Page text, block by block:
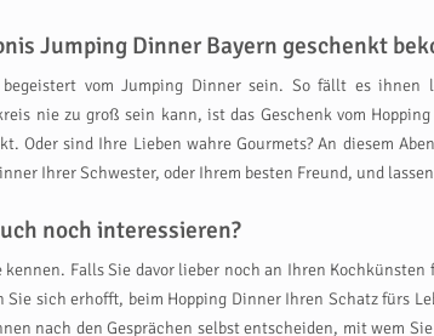
Jumping Dinner Bayern geschenkt
vom Jumping Dinner sein. So fällt es ihnen
nie zu groß sein kann, ist das Geschenk vom
Oder sind Ihre Lieben wahre Gourmets? An diesem
Ihrer Schwester, oder Ihrem besten Freund, und
noch interessieren?
Falls Sie davor lieber noch an Ihren
sich erhofft, beim Hopping Dinner Ihren Schatz fürs
nach den Gesprächen selbst entscheiden, mit wem